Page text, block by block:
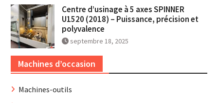
Centre d’usinage à 5 axes SPINNER
U1520 (2018) – Puissance, précision et
polyvalence
septembre 18, 2025
Machines d’occasion
Machines-outils